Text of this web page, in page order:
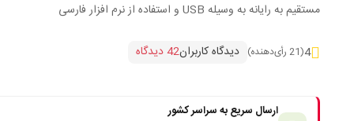
مستقیم به رایانه به وسیله USB و استفاده از نرم افزار فارسی
4(21 رأی‌دهنده) دیدگاه کاربران42 دیدگاه
ارسال سریع به سراسر کشور